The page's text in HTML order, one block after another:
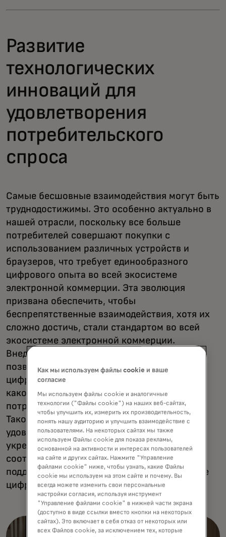
Развитие
технологических
инноваций для
удовлетворения
потребительского
спроса
Самые бесшовные взаимодействия могут быть
труднодостижимы. Это особенно актуально в
нашей отрасли, поскольку все больше
потребителей совершают покупки с
использованием различных устройств и
браузеров, что требует единообразного
цифрового опыта во всей экосистеме
электронной коммерции. Эта эволюция
призвана обеспечить, чтобы
беспрепятственные взаимодействия, хотя их
сложно достичь, стали стандартом во всей
экосистеме электронной коммерции.
Внедрение передовых технологий,
позволяющих поддерживать единые
цифровые впечатления независимо от того,
какое устройство или браузер выбирает
потребитель, имеет решающее значение.
Такой подход не только повышает
удовлетворенность пользователей, но и
укрепляет систему безопасности и
соответствия требованиям, ключевую для
поддержания доверия и целостности в среде
цифровой коммерции.
Как мы используем файлы cookie и ваше
согласие
Мы используем файлы cookie и аналогичные
технологии ("Файлы cookie") на наших веб-сайтах,
чтобы улучшить их, измерить их производительность,
понять нашу аудиторию и улучшить взаимодействие с
пользователями. На некоторых сайтах мы также
используем Файлы cookie для показа рекламы,
основанной на активности и интересах пользователей
на сайте и других сайтах. Нажмите "Управление
файлами cookie" ниже, чтобы узнать, какие Файлы
cookie мы используем на этом сайте и почему. Вы
всегда можете изменить свои персональные
настройки согласия, используя инструмент
"Управление файлами cookie" в нижней части экрана
(доступно в виде ссылки вместо кнопки на некоторых
сайтах). Это включает в себя отказ от некоторых или
всех Файлов cookie, за исключением тех, которые